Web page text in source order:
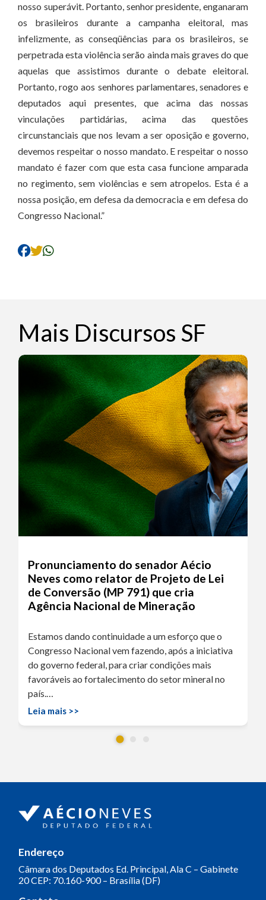
nosso superávit. Portanto, senhor presidente, enganaram
os brasileiros durante a campanha eleitoral, mas
infelizmente, as conseqüências para os brasileiros, se
perpetrada esta violência serão ainda mais graves do que
aquelas que assistimos durante o debate eleitoral.
Portanto, rogo aos senhores parlamentares, senadores e
deputados aqui presentes, que acima das nossas
vinculações partidárias, acima das questões
circunstanciais que nos levam a ser oposição e governo,
devemos respeitar o nosso mandato. E respeitar o nosso
mandato é fazer com que esta casa funcione amparada
no regimento, sem violências e sem atropelos. Esta é a
nossa posição, em defesa da democracia e em defesa do
Congresso Nacional.”
Mais Discursos SF
Pronunciamento do senador Aécio
Neves como relator de Projeto de Lei
de Conversão (MP 791) que cria
Agência Nacional de Mineração
Estamos dando continuidade a um esforço que o
Congresso Nacional vem fazendo, após a iniciativa
do governo federal, para criar condições mais
favoráveis ao fortalecimento do setor mineral no
país.…
Leia mais >>
Endereço
Câmara dos Deputados Ed. Principal, Ala C – Gabinete
20CEP: 70.160-900 – Brasília (DF)